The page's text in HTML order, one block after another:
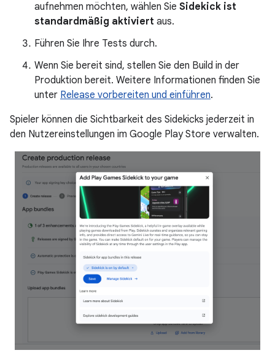
aufnehmen möchten, wählen Sie Sidekick ist
standardmäßig aktiviert aus.
Führen Sie Ihre Tests durch.
Wenn Sie bereit sind, stellen Sie den Build in der
Produktion bereit. Weitere Informationen finden Sie
unter Release vorbereiten und einführen.
Spieler können die Sichtbarkeit des Sidekicks jederzeit in
den Nutzereinstellungen im Google Play Store verwalten.